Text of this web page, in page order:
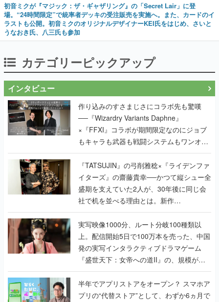
初音ミクが『マジック：ザ・ギャザリング』の「Secret Lair」に登
場。“24時間限定”で統率者デッキの受注販売を実施へ。また、カードのイ
ラストも公開。初音ミクのオリジナルデザイナーKEI氏をはじめ、さいと
うなおき氏、八三氏も参加
カテゴリーピックアップ
インタビュー
作り込みのすさまじさにコラボ先も驚嘆
──『Wizardry Variants Daphne』
×『FFXI』コラボが期間限定なのにジョブ
もキャラも武器も戦闘システムもワンオフ
で作り込まれた理由を両ディレクターに聞
く
『TATSUJIN』の弓削雅稔×『ライデンファ
イターズ』の齋藤貴幸──かつて縦シュー全
盛期を支えていた2人が、30年後に同じ会
社で机を並べる理由とは。新作
『TATSUJIN EXTREME』で初タッグを組
んだレジェンド2人に訊く開発秘話
実写映像1000分、ルート分岐100種類以
上。配信開始5日で100万本を売った、中国
発の実写インタラクティブドラマゲーム
『盛世天下：女帝への道II』の、規模が違
うこだわりをプロデューサーに聞いた
半年でアプリストアをオープン？ スマホア
プリの“代替ストア”として、わずか6ヵ月で